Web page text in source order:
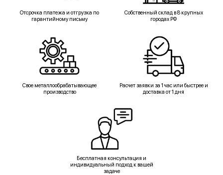
Отсрочка платежа и отгрузка по
гарантийному письму
Собственный склад в 8 крупных
городах РФ
Свое металлообрабатывающее
производство
Расчет заявки за 1 час или быстрее и
доставка от 1 дня
Бесплатная консультация и
индивидуальный подход к вашей
задаче